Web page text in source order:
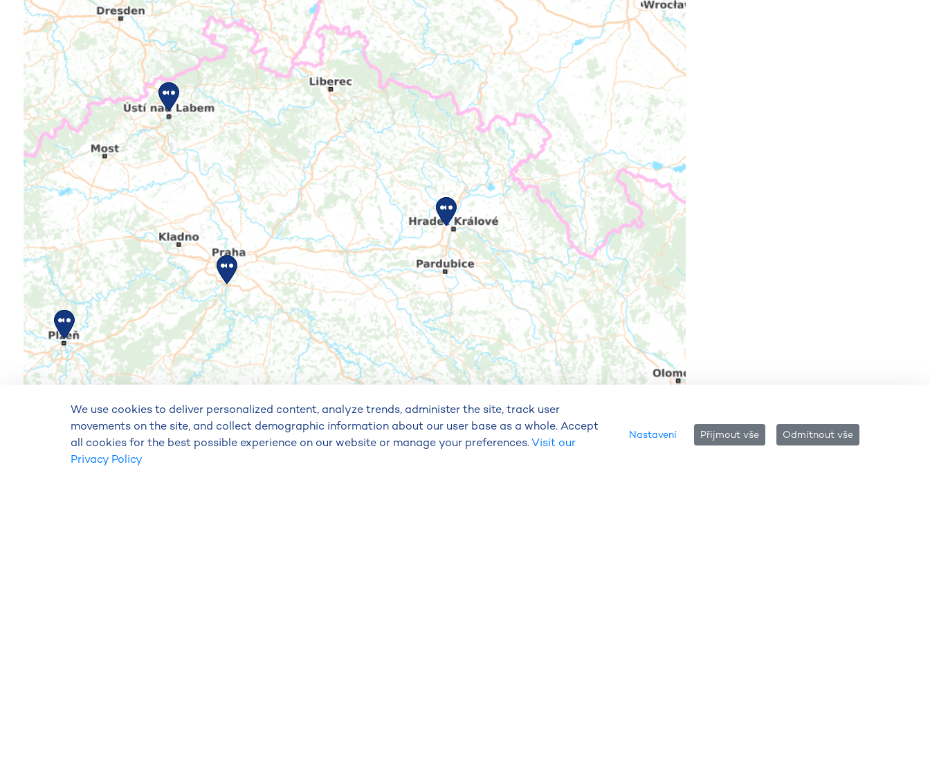
We use cookies to deliver personalized content, analyze trends, administer the site, track user
movements on the site, and collect demographic information about our user base as a whole. Accept
all cookies for the best possible experience on our website or manage your preferences.Visit our
Privacy Policy
Nastavení Přijmout vše Odmítnout vše